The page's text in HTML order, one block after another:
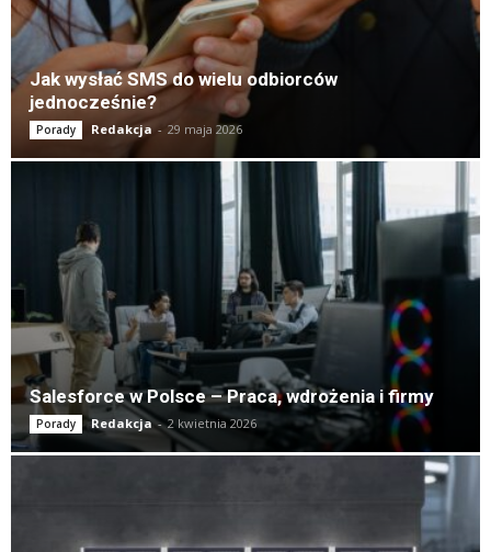
Jak wysłać SMS do wielu odbiorców
jednocześnie?
Porady Redakcja - 29 maja 2026
Salesforce w Polsce – Praca, wdrożenia i firmy
Porady Redakcja - 2 kwietnia 2026